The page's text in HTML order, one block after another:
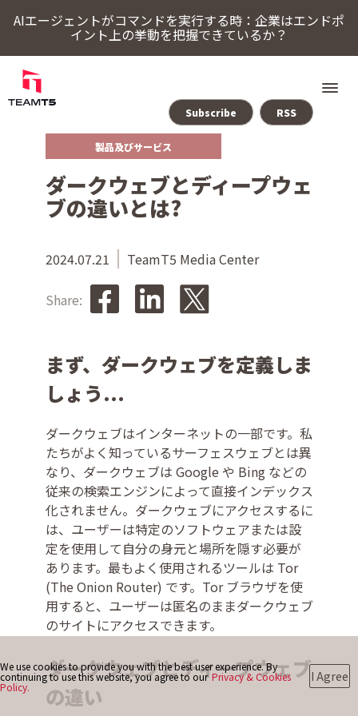
AIエージェントがコマンドを実行する時：企業はエンドポ
イント上の挙動を把握できているか？
ソリューション
TeamT5について
製品及びサービス
Subscribe RSS
ダークウェブとディープウェ
ブの違いとは?
2024.07.21 TeamT5 Media Center
Share:
まず、ダークウェブを定義しま
しょう...
ダークウェブはインターネットの一部です。私
たちがよく知っているサーフェスウェブとは異
なり、ダークウェブは Google や Bing などの
従来の検索エンジンによって直接インデックス
化されません。ダークウェブにアクセスするに
は、ユーザーは特定のソフトウェアまたは設
定を使用して自分の身元と場所を隠す必要が
あります。最もよく使用されるツールは Tor
(The Onion Router) です。Tor ブラウザを使
用すると、ユーザーは匿名のままダークウェブ
のサイトにアクセスできます。
ダークウェブとディープウェブ
の違い
We use cookies to provide you with the best user experience. By
continuing to use this website, you agree to our Privacy & Cookies
Policy.
I Agree